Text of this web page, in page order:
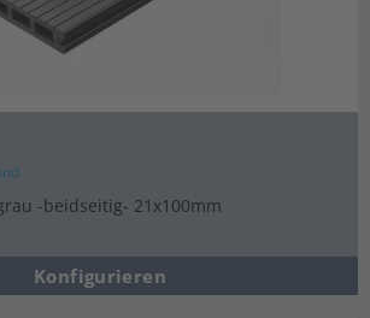
-beidseitig- 21x100mm
Konfigurieren